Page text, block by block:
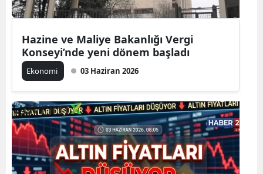
Hazine ve Maliye Bakanlığı Vergi
Konseyi’nde yeni dönem başladı
Ekonomi 03 Haziran 2026